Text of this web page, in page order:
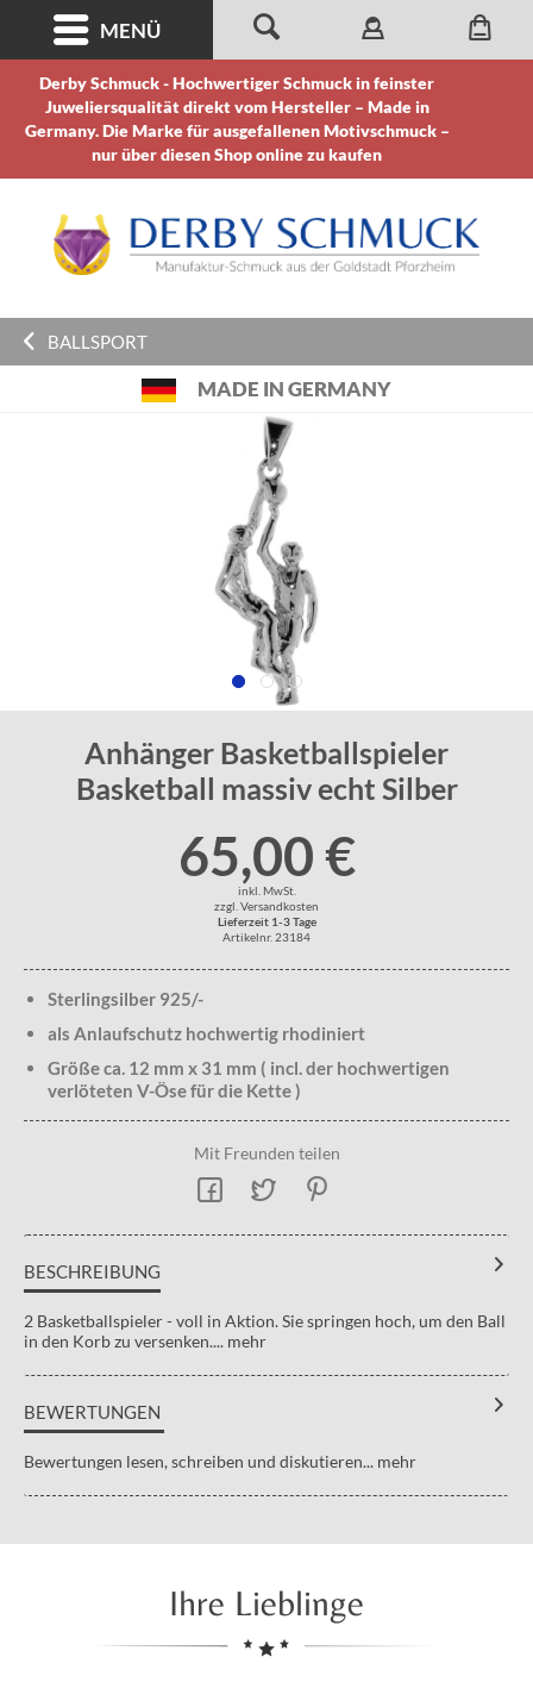
Derby Schmuck - Hochwertiger Schmuck in feinster
Juweliersqualität direkt vom Hersteller – Made in
Germany. Die Marke für ausgefallenen Motivschmuck –
nur über diesen Shop online zu kaufen
MENÜ
BALLSPORT
MADE IN GERMANY
Anhänger Basketballspieler
Basketball massiv echt Silber
65,00 €
inkl. MwSt.
zzgl. Versandkosten
Lieferzeit 1-3 Tage
Artikelnr. 23184
Sterlingsilber 925/-
als Anlaufschutz hochwertig rhodiniert
Größe ca. 12 mm x 31 mm ( incl. der hochwertigen
verlöteten V-Öse für die Kette )
Mit Freunden teilen
BESCHREIBUNG
2 Basketballspieler - voll in Aktion. Sie springen hoch, um den Ball
in den Korb zu versenken.... mehr
BEWERTUNGEN
Bewertungen lesen, schreiben und diskutieren... mehr
Ihre Lieblinge